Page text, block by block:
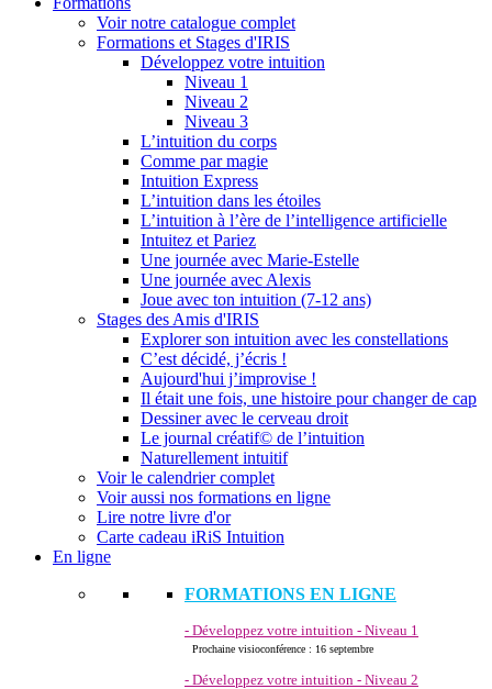
Voir notre catalogue complet
Formations et Stages d'IRIS
Développez votre intuition
Niveau 1
Niveau 2
Niveau 3
L’intuition du corps
Comme par magie
Intuition Express
L’intuition dans les étoiles
L’intuition à l’ère de l’intelligence artificielle
Intuitez et Pariez
Une journée avec Marie-Estelle
Une journée avec Alexis
Joue avec ton intuition (7-12 ans)
Stages des Amis d'IRIS
Explorer son intuition avec les constellations
C’est décidé, j’écris !
Aujourd'hui j’improvise !
Il était une fois, une histoire pour changer de cap
Dessiner avec le cerveau droit
Le journal créatif© de l’intuition
Naturellement intuitif
Voir le calendrier complet
Voir aussi nos formations en ligne
Lire notre livre d'or
Carte cadeau iRiS Intuition
En ligne
FORMATIONS EN LIGNE
- Développez votre intuition - Niveau 1
Prochaine visioconférence : 16 septembre
- Développez votre intuition - Niveau 2